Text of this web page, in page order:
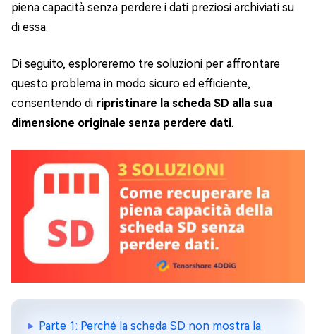
piena capacità senza perdere i dati preziosi archiviati su
di essa.
Di seguito, esploreremo tre soluzioni per affrontare
questo problema in modo sicuro ed efficiente,
consentendo di ripristinare la scheda SD alla sua
dimensione originale senza perdere dati.
Parte 1: Perché la scheda SD non mostra la